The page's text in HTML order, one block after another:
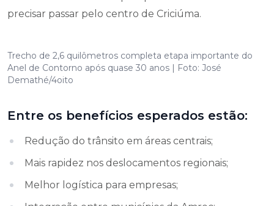
precisar passar pelo centro de Criciúma.
Trecho de 2,6 quilômetros completa etapa importante do
Anel de Contorno após quase 30 anos | Foto: José
Demathé/4oito
Entre os benefícios esperados estão:
Redução do trânsito em áreas centrais;
Mais rapidez nos deslocamentos regionais;
Melhor logística para empresas;